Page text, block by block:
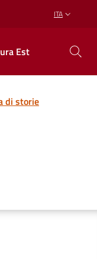
ITA
Est
di storie